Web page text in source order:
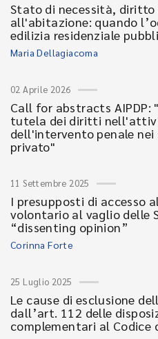
Stato di necessità,
all'abitazione: quando
edilizia residenziale
Maria Dellagiacoma
02 Aprile 2026
Call for abstracts AIPDP:
tutela dei diritti
dell'intervento penale
privato"
11 Settembre 2025
I presupposti di accesso
volontario al vaglio delle
“dissenting opinion”
Corinna Forte
25 Luglio 2025
Le cause di esclusione
dall’art. 112 delle
complementari al Codice